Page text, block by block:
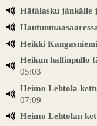
Hätälasku jänkälle
Heikki
Heikun hallinpullo
05:03
Heimo Lehtola
07:09
Heimo Lehtolan